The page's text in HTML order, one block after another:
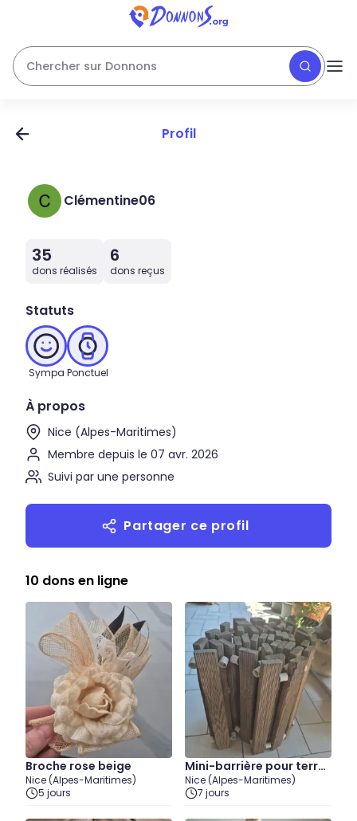
Chercher sur Donnons
Profil
Clémentine06
35
dons réalisés
6
dons reçus
Statuts
Sympa Ponctuel
À propos
Nice (Alpes-Maritimes)
Membre depuis le 07 avr. 2026
Suivi par une personne
Partager ce profil
10 dons en ligne
Broche rose beige
Nice (Alpes-Maritimes)
5 jours
Mini-barrière pour terra
sse
Nice (Alpes-Maritimes)
7 jours